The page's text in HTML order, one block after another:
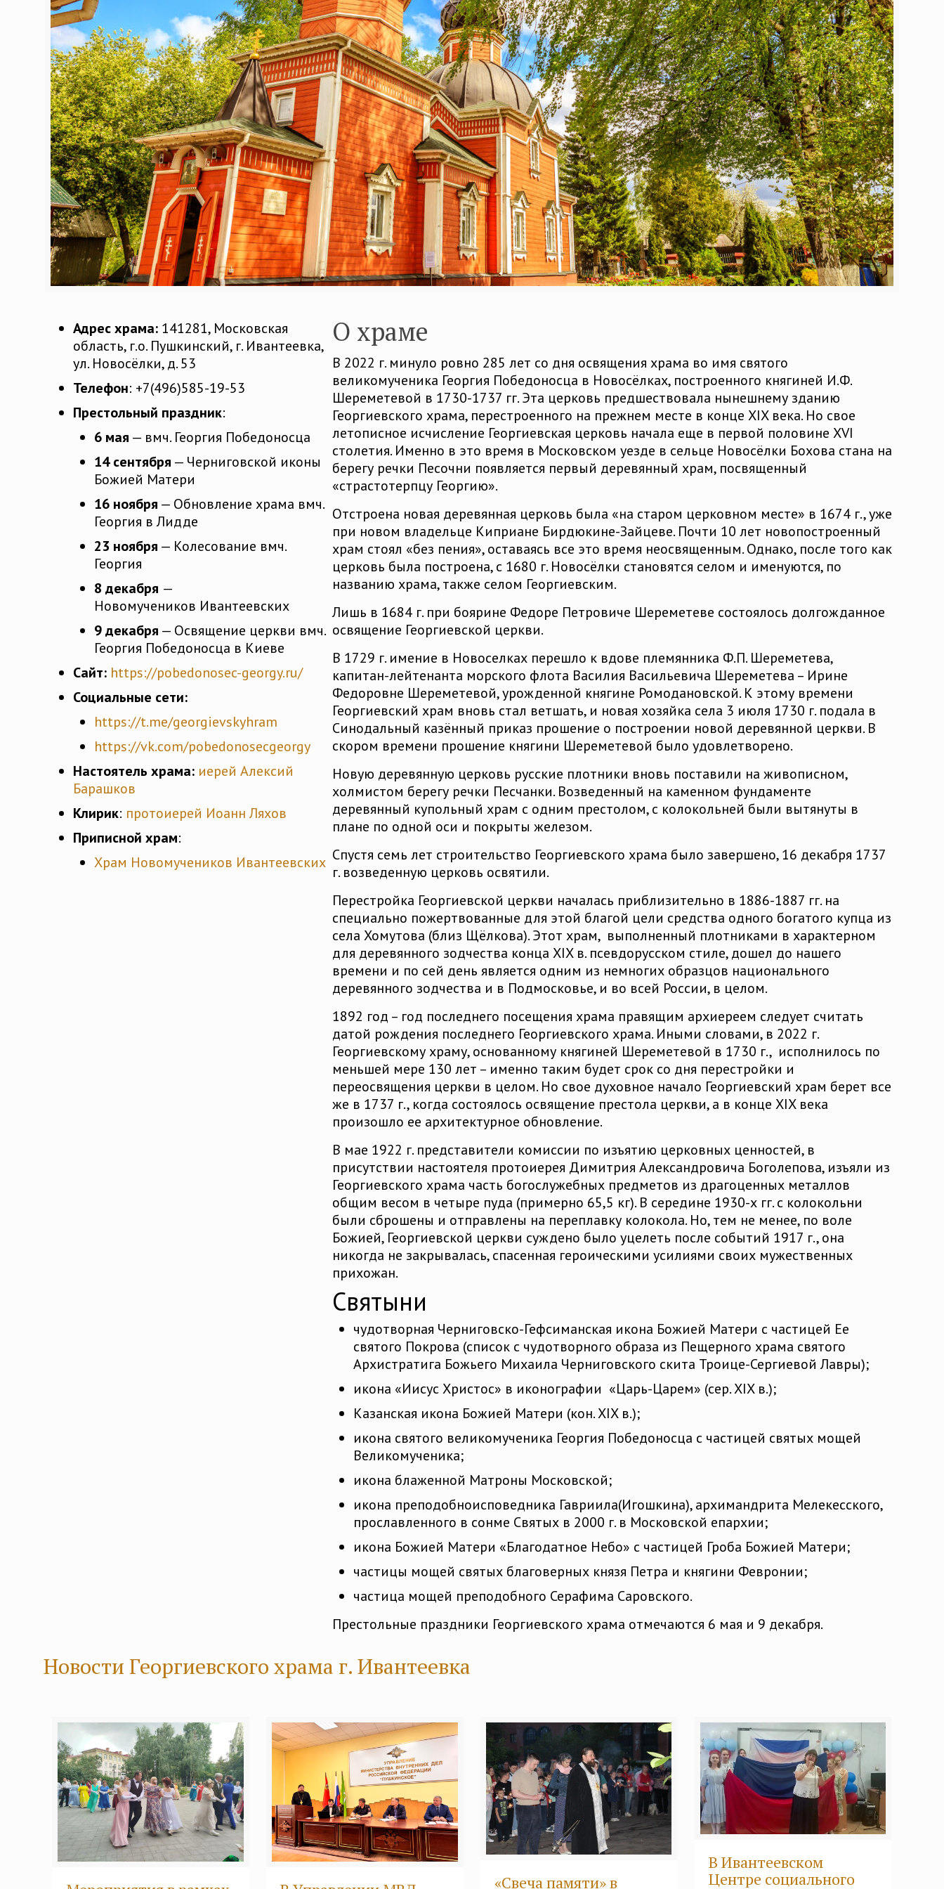
Адрес храма: 141281, Московская
область, г.о. Пушкинский, г. Ивантеевка,
ул. Новосёлки, д. 53
Телефон: +7(496)585-19-53
Престольный праздник:
6 мая — вмч. Георгия Победоносца
14 сентября — Черниговской иконы
Божией Матери
16 ноября — Обновление храма вмч.
Георгия в Лидде
23 ноября — Колесование вмч.
Георгия
8 декабря —
Новомучеников Ивантеевских
9 декабря — Освящение церкви вмч.
Георгия Победоносца в Киеве
Сайт: https://pobedonosec-georgy.ru/
Социальные сети:
https://t.me/georgievskyhram
https://vk.com/pobedonosecgeorgy
Настоятель храма: иерей Алексий
Барашков
Клирик: протоиерей Иоанн Ляхов
Приписной храм:
Храм Новомучеников Ивантеевских
О храме
В 2022 г. минуло ровно 285 лет со дня освящения храма во имя святого
великомученика Георгия Победоносца в Новосёлках, построенного княгиней И.Ф.
Шереметевой в 1730-1737 гг. Эта церковь предшествовала нынешнему зданию
Георгиевского храма, перестроенного на прежнем месте в конце XIX века. Но свое
летописное исчисление Георгиевская церковь начала еще в первой половине XVI
столетия. Именно в это время в Московском уезде в сельце Новосёлки Бохова стана на
берегу речки Песочни появляется первый деревянный храм, посвященный
«страстотерпцу Георгию».
Отстроена новая деревянная церковь была «на старом церковном месте» в 1674 г., уже
при новом владельце Киприане Бирдюкине-Зайцеве. Почти 10 лет новопостроенный
храм стоял «без пения», оставаясь все это время неосвященным. Однако, после того как
церковь была построена, с 1680 г. Новосёлки становятся селом и именуются, по
названию храма, также селом Георгиевским.
Лишь в 1684 г. при боярине Федоре Петровиче Шереметеве состоялось долгожданное
освящение Георгиевской церкви.
В 1729 г. имение в Новоселках перешло к вдове племянника Ф.П. Шереметева,
капитан-лейтенанта морского флота Василия Васильевича Шереметева – Ирине
Федоровне Шереметевой, урожденной княгине Ромодановской. К этому времени
Георгиевский храм вновь стал ветшать, и новая хозяйка села 3 июля 1730 г. подала в
Синодальный казённый приказ прошение о построении новой деревянной церкви. В
скором времени прошение княгини Шереметевой было удовлетворено.
Новую деревянную церковь русские плотники вновь поставили на живописном,
холмистом берегу речки Песчанки. Возведенный на каменном фундаменте
деревянный купольный храм с одним престолом, с колокольней были вытянуты в
плане по одной оси и покрыты железом.
Спустя семь лет строительство Георгиевского храма было завершено, 16 декабря 1737
г. возведенную церковь освятили.
Перестройка Георгиевской церкви началась приблизительно в 1886-1887 гг. на
специально пожертвованные для этой благой цели средства одного богатого купца из
села Хомутова (близ Щёлкова). Этот храм, выполненный плотниками в характерном
для деревянного зодчества конца XIX в. псевдорусском стиле, дошел до нашего
времени и по сей день является одним из немногих образцов национального
деревянного зодчества и в Подмосковье, и во всей России, в целом.
1892 год – год последнего посещения храма правящим архиереем следует считать
датой рождения последнего Георгиевского храма. Иными словами, в 2022 г.
Георгиевскому храму, основанному княгиней Шереметевой в 1730 г., исполнилось по
меньшей мере 130 лет – именно таким будет срок со дня перестройки и
переосвящения церкви в целом. Но свое духовное начало Георгиевский храм берет все
же в 1737 г., когда состоялось освящение престола церкви, а в конце XIX века
произошло ее архитектурное обновление.
В мае 1922 г. представители комиссии по изъятию церковных ценностей, в
присутствии настоятеля протоиерея Димитрия Александровича Боголепова, изъяли из
Георгиевского храма часть богослужебных предметов из драгоценных металлов
общим весом в четыре пуда (примерно 65,5 кг). В середине 1930-х гг. с колокольни
были сброшены и отправлены на переплавку колокола. Но, тем не менее, по воле
Божией, Георгиевской церкви суждено было уцелеть после событий 1917 г., она
никогда не закрывалась, спасенная героическими усилиями своих мужественных
прихожан.
Святыни
чудотворная Черниговско-Гефсиманская икона Божией Матери с частицей Ее
святого Покрова (список с чудотворного образа из Пещерного храма святого
Архистратига Божьего Михаила Черниговского скита Троице-Сергиевой Лавры);
икона «Иисус Христос» в иконографии «Царь-Царем» (сер. XIX в.);
Казанская икона Божией Матери (кон. XIX в.);
икона святого великомученика Георгия Победоносца с частицей святых мощей
Великомученика;
икона блаженной Матроны Московской;
икона преподобноисповедника Гавриила(Игошкина), архимандрита Мелекесского,
прославленного в сонме Святых в 2000 г. в Московской епархии;
икона Божией Матери «Благодатное Небо» с частицей Гроба Божией Матери;
частицы мощей святых благоверных князя Петра и княгини Февронии;
частица мощей преподобного Серафима Саровского.
Престольные праздники Георгиевского храма отмечаются 6 мая и 9 декабря.
Новости Георгиевского храма г. Ивантеевка
«Свеча памяти» в
В Ивантеевском
Центре социального